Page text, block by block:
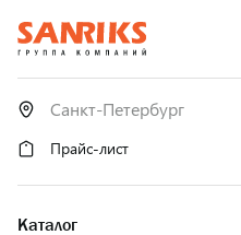
ОПТОМ
И В РОЗНИЦУ
Прайс-лист
Каталог